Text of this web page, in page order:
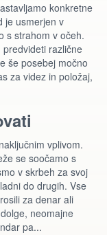
konkretne
je usmerjen v
s strahom v očeh.
različne
še posebej močno
za videz in položaj,
vplivom.
se soočamo s
v skrbeh za svoj
do drugih. Vse
za denar ali
neomajne
pa...